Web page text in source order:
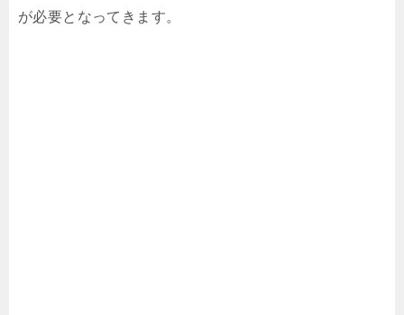
が必要となってきます。